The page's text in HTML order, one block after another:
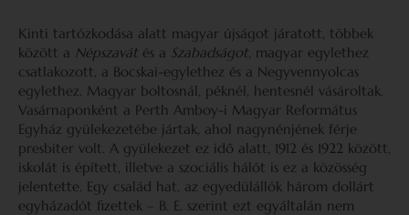
Kinti tartózkodása alatt magyar újságot járatott, többek
között a Népszavát és a Szabadságot, magyar egylethez
csatlakozott, a Bocskai-egylethez és a Negyvennyolcas
egylethez. Magyar boltosnál, péknél, hentesnél vásároltak.
Vasárnaponként a Perth Amboy-i Magyar Református
Egyház gyülekezetébe jártak, ahol nagynénjének férje
presbiter volt. A gyülekezet ez idő alatt, 1912 és 1922 között,
iskolát is épített, illetve a szociális hálót is ez a közösség
jelentette. Egy család hat, az egyedülállók három dollárt
egyházadót fizettek – B. E. szerint ezt egyáltalán nem